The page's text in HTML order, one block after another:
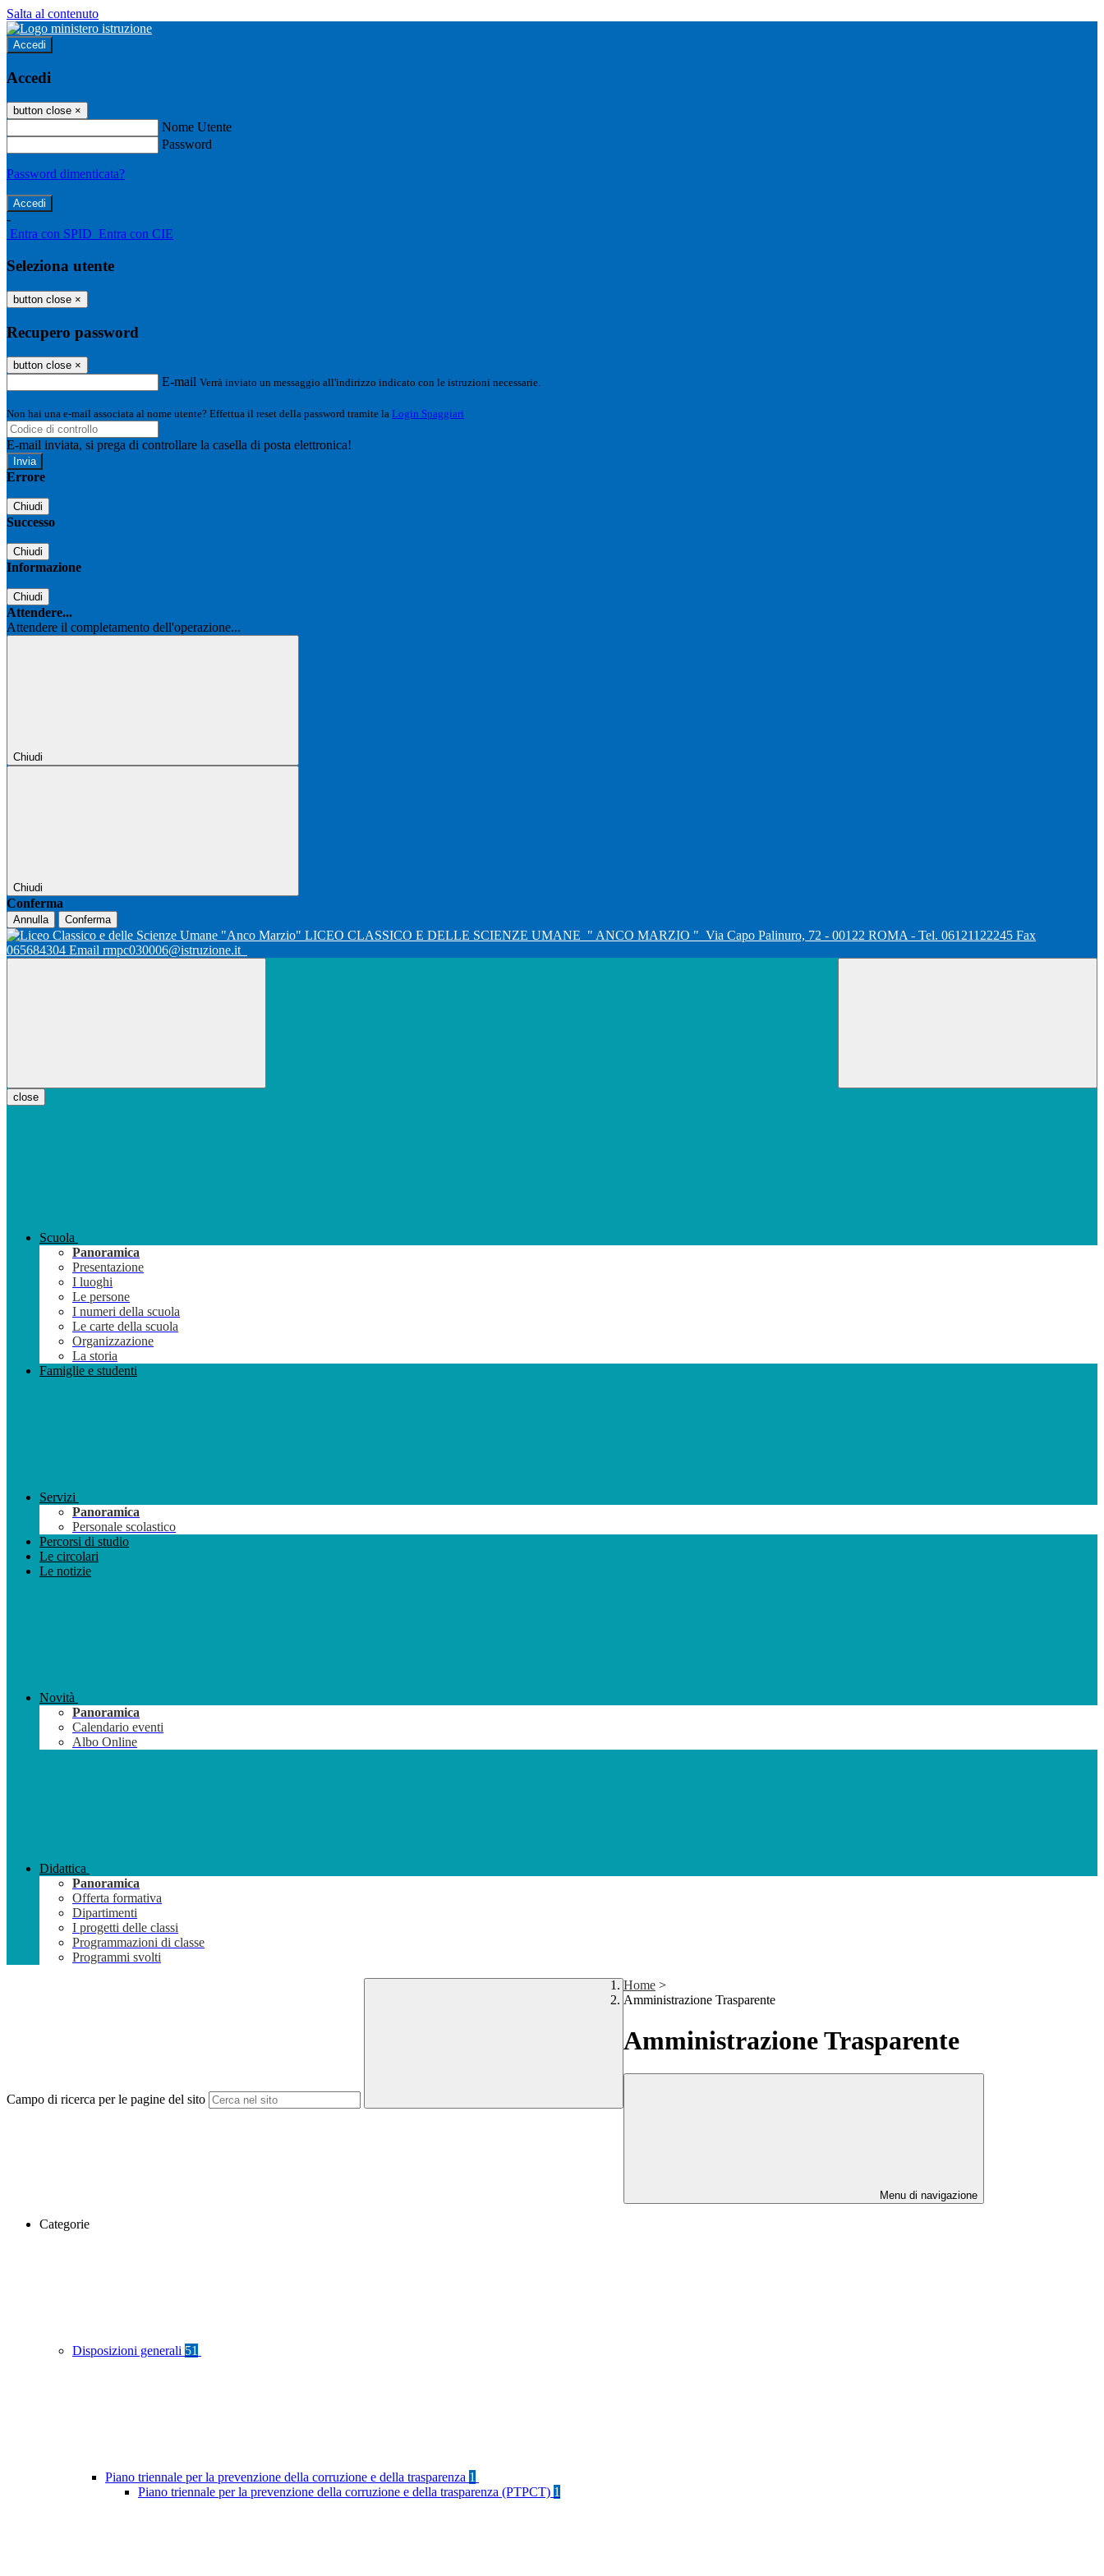
Salta al contenuto
Accedi
Accedi
button close ×
Nome Utente
Password
Password dimenticata?
-
Entra con SPID Entra con CIE
Seleziona utente
button close ×
Recupero password
button close ×
E-mail Verrà inviato un messaggio all'indirizzo indicato con le istruzioni necessarie.
Non hai una e-mail associata al nome utente? Effettua il reset della password tramite la Login Spaggiari
E-mail inviata, si prega di controllare la casella di posta elettronica!
Errore
Chiudi
Successo
Chiudi
Informazione
Chiudi
Attendere...
Attendere il completamento dell'operazione...
Chiudi
Chiudi
Conferma
Annulla Conferma
LICEO CLASSICO E DELLE SCIENZE UMANE " ANCO MARZIO " Via Capo Palinuro, 72 - 00122 ROMA - Tel. 06121122245 Fax
065684304 Email rmpc030006@istruzione.it
close
Scuola
Panoramica
Presentazione
I luoghi
Le persone
I numeri della scuola
Le carte della scuola
Organizzazione
La storia
Famiglie e studenti
Servizi
Panoramica
Personale scolastico
Percorsi di studio
Le circolari
Le notizie
Novità
Panoramica
Calendario eventi
Albo Online
Didattica
Panoramica
Offerta formativa
Dipartimenti
I progetti delle classi
Programmazioni di classe
Programmi svolti
Campo di ricerca per le pagine del sito
Home >
Amministrazione Trasparente
Amministrazione Trasparente
Menu di navigazione
Categorie
Disposizioni generali 51
Piano triennale per la prevenzione della corruzione e della trasparenza 1
Piano triennale per la prevenzione della corruzione e della trasparenza (PTPCT) 1